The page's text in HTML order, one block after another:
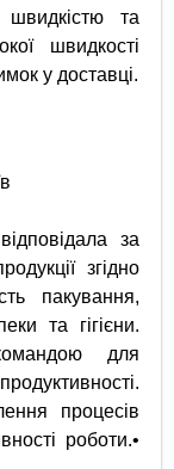
швидкістю та
швидкості
у доставці.
за
згідно
пакування,
та гігієни.
для
процесів
роботи.•